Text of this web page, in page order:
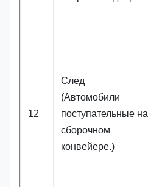
12
След
(Автомобили
поступательные на
сборочном
конвейере.)